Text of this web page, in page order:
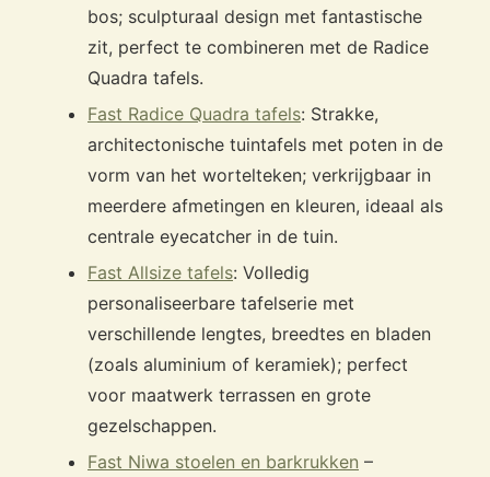
bos; sculpturaal design met fantastische
zit, perfect te combineren met de Radice
Quadra tafels.
Fast Radice Quadra tafels: Strakke,
architectonische tuintafels met poten in de
vorm van het wortelteken; verkrijgbaar in
meerdere afmetingen en kleuren, ideaal als
centrale eyecatcher in de tuin.
Fast Allsize tafels: Volledig
personaliseerbare tafelserie met
verschillende lengtes, breedtes en bladen
(zoals aluminium of keramiek); perfect
voor maatwerk terrassen en grote
gezelschappen.
Fast Niwa stoelen en barkrukken –